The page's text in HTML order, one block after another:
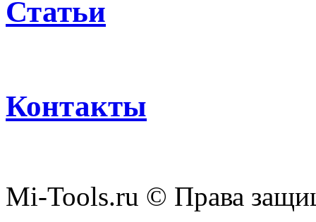
Статьи
Контакты
Mi-Tools.ru © Права